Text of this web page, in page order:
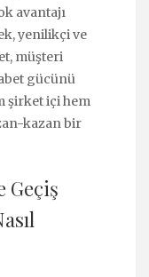
avantajı
yenilikçi ve
müşteri
gücünü
şirket içi hem
kazan bir
Geçiş